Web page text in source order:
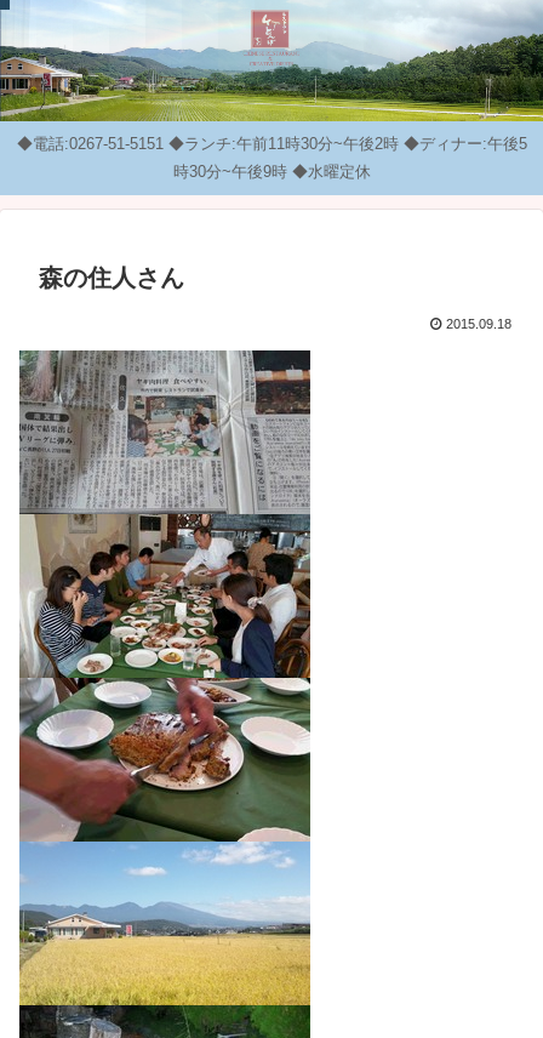
◆電話:0267-51-5151 ◆ランチ:午前11時30分~午後2時 ◆ディナー:午後5
時30分~午後9時 ◆水曜定休
森の住人さん
2015.09.18